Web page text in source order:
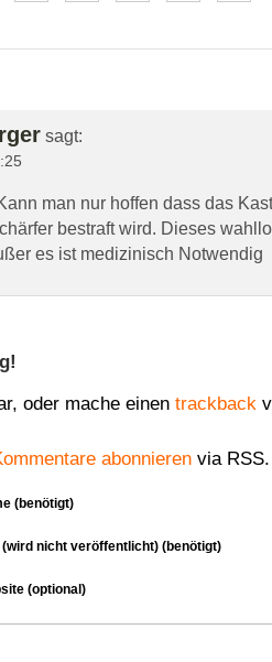
sagt:
man nur hoffen dass das
bestraft wird. Dieses
es ist medizinisch Notwendig
oder mache einen trackback
abonnieren via RSS.
(benötigt)
(wird nicht veröffentlicht) (benötigt)
(optional)